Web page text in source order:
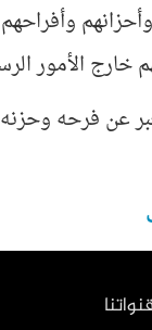
الأمور
عن فرحه
قنواتنا